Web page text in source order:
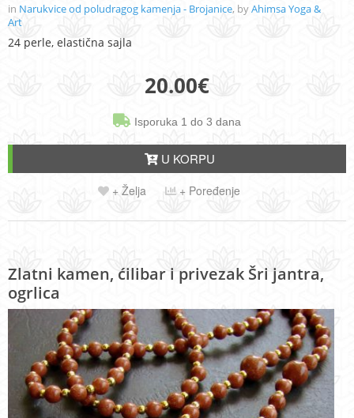
in Narukvice od poludragog kamenja - Brojanice, byAhimsa Yoga &
Art
24 perle, elastična sajla
20.00€
Isporuka 1 do 3 dana
U KORPU
+ Želja + Poređenje
Zlatni kamen, ćilibar i privezak Šri jantra,
ogrlica